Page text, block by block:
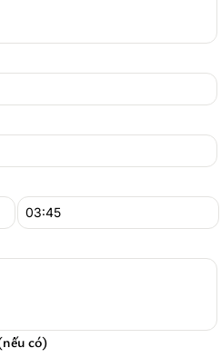
Time*
có)